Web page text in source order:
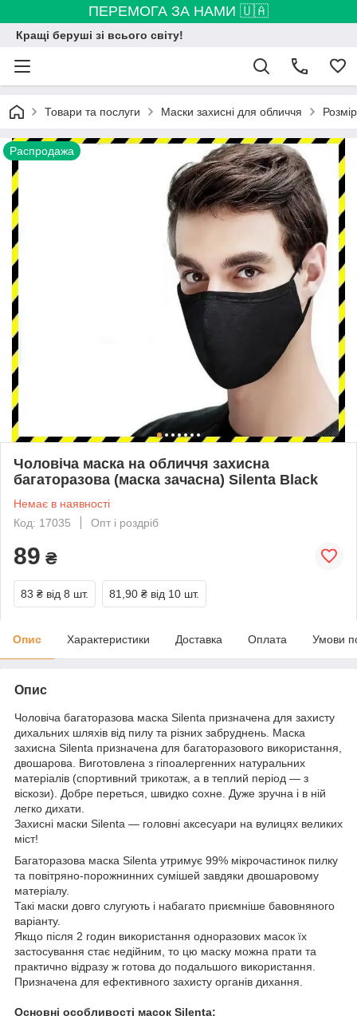
ПЕРЕМОГА ЗА НАМИ 🇺🇦
Кращі беруші зі всього світу!
Товари та послуги Маски захисні для обличчя
Распродажа
Чоловіча маска на обличчя захисна
багаторазова (маска зачасна) Silenta Black
Немає в наявності
Код: 17035
Опт і роздріб
89 ₴
83 ₴ від 8 шт. 81,90 ₴ від 10 шт.
Опис Характеристики Доставка Оплата Умови
Опис
Чоловіча багаторазова маска Silenta призначена для захисту
дихальних шляхів від пилу та різних забруднень. Маска
захисна Silenta призначена для багаторазового використання,
двошарова. Виготовлена з гіпоалергенних натуральних
матеріалів (спортивний трикотаж, а в теплий період — з
віскози). Добре переться, швидко сохне. Дуже зручна і в ній
легко дихати.
Захисні маски Silenta — головні аксесуари на вулицях великих
міст!
Багаторазова маска Silenta утримує 99% мікрочастинок пилку
та повітряно-порожнинних сумішей завдяки двошаровому
матеріалу.
Такі маски довго слугують і набагато приємніше бавовняного
варіанту.
Якщо після 2 годин використання одноразових масок їх
застосування стає недійним, то цю маску можна прати та
практично відразу ж готова до подальшого використання.
Призначена для ефективного захисту органів дихання.
Основні особливості масок Silenta: